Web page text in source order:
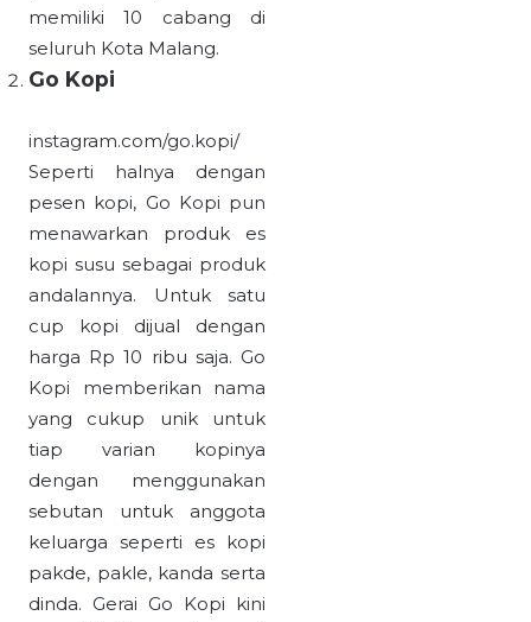
memiliki 10 cabang di
seluruh Kota Malang.
Go Kopi
instagram.com/go.kopi/
Seperti halnya dengan
pesen kopi, Go Kopi pun
menawarkan produk es
kopi susu sebagai produk
andalannya. Untuk satu
cup kopi dijual dengan
harga Rp 10 ribu saja. Go
Kopi memberikan nama
yang cukup unik untuk
tiap varian kopinya
dengan menggunakan
sebutan untuk anggota
keluarga seperti es kopi
pakde, pakle, kanda serta
dinda. Gerai Go Kopi kini